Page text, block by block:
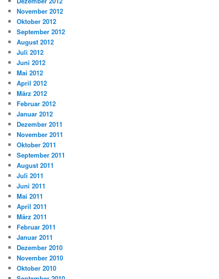
November 2012
Oktober 2012
September 2012
August 2012
Juli 2012
Juni 2012
Mai 2012
April 2012
März 2012
Februar 2012
Januar 2012
Dezember 2011
November 2011
Oktober 2011
September 2011
August 2011
Juli 2011
Juni 2011
Mai 2011
April 2011
März 2011
Februar 2011
Januar 2011
Dezember 2010
November 2010
Oktober 2010